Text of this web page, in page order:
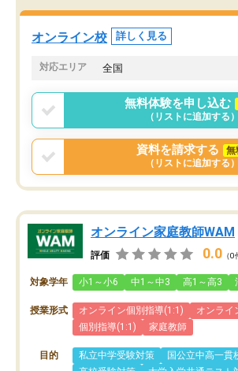
オンライン校 詳しく見る
対応エリア 全国
無料体験を申し込む
（リストに追加する）
資料を請求する
無
（リストに追加する）
オンライン家庭教師WAM
評価 0.0 （0
対象学年 小1～小6 中1～中3 高1～高3
授業形式 オンライン個別指導(1:1)
オンライ
個別指導(1:1)
家庭教師
目的 私立中学受験対策
国公立中高一貫